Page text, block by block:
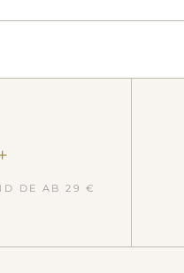
DE AB 29 €